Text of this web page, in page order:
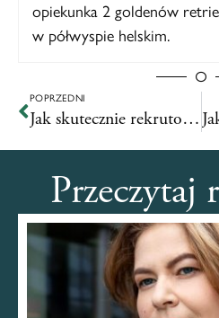
opiekunka 2 goldenów
w półwyspie helskim.
POPRZEDNI
Jak skutecznie rekrutować współpracowników?
Przeczytaj